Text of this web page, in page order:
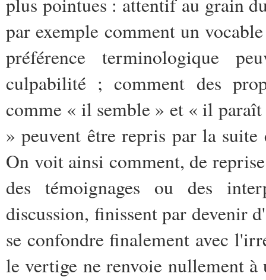
par exemple comment un
préférence terminologique
culpabilité ; comment des
comme « il semble » et « il
» peuvent être repris par la
On voit ainsi comment, de
des témoignages ou des
discussion, finissent par devenir
se confondre finalement avec
le vertige ne renvoie nullement